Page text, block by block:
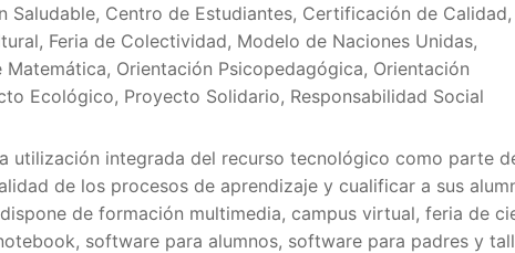
Saludable, Centro de Estudiantes, Certificación de Calidad,
Feria de Colectividad, Modelo de Naciones Unidas,
Orientación Psicopedagógica, Orientación
Ecológico, Proyecto Solidario, Responsabilidad Social
utilización integrada del recurso tecnológico como parte
de los procesos de aprendizaje y cualificar a sus
de formación multimedia, campus virtual, feria de
software para alumnos, software para padres y